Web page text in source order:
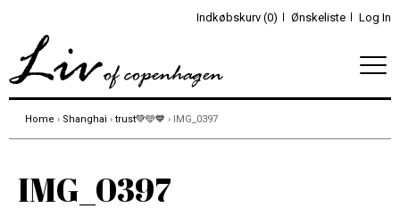
Indkøbskurv (0) Ønskeliste Log In
Home › Shanghai › trust💚🩵💙 › IMG_0397
IMG_0397